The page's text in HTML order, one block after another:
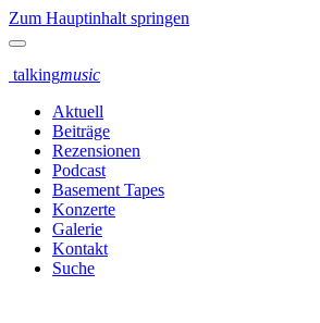
Zum Hauptinhalt springen
talkingmusic
Aktuell
Beiträge
Rezensionen
Podcast
Basement Tapes
Konzerte
Galerie
Kontakt
Suche